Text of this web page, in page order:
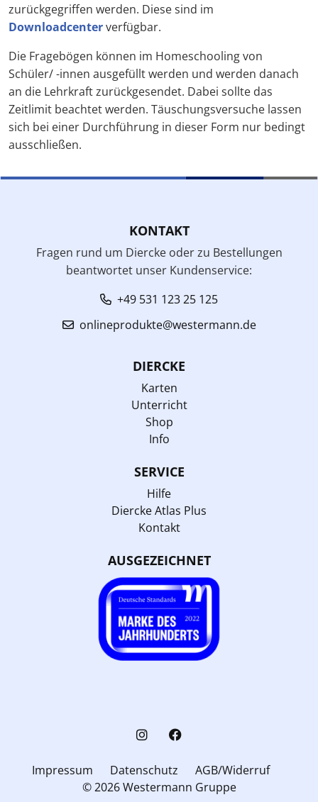
zurückgegriffen werden. Diese sind im
Downloadcenterverfügbar.
Die Fragebögen können im Homeschooling von
Schüler/ -innen ausgefüllt werden und werden danach
an die Lehrkraft zurückgesendet. Dabei sollte das
Zeitlimit beachtet werden. Täuschungsversuche lassen
sich bei einer Durchführung in dieser Form nur bedingt
ausschließen.
KONTAKT
Fragen rund um Diercke oder zu Bestellungen
beantwortet unser Kundenservice:
+49 531 123 25 125
onlineprodukte@westermann.de
DIERCKE
Karten
Unterricht
Shop
Info
SERVICE
Hilfe
Diercke Atlas Plus
Kontakt
AUSGEZEICHNET
Impressum Datenschutz
AGB/Widerruf
© 2026 Westermann Gruppe